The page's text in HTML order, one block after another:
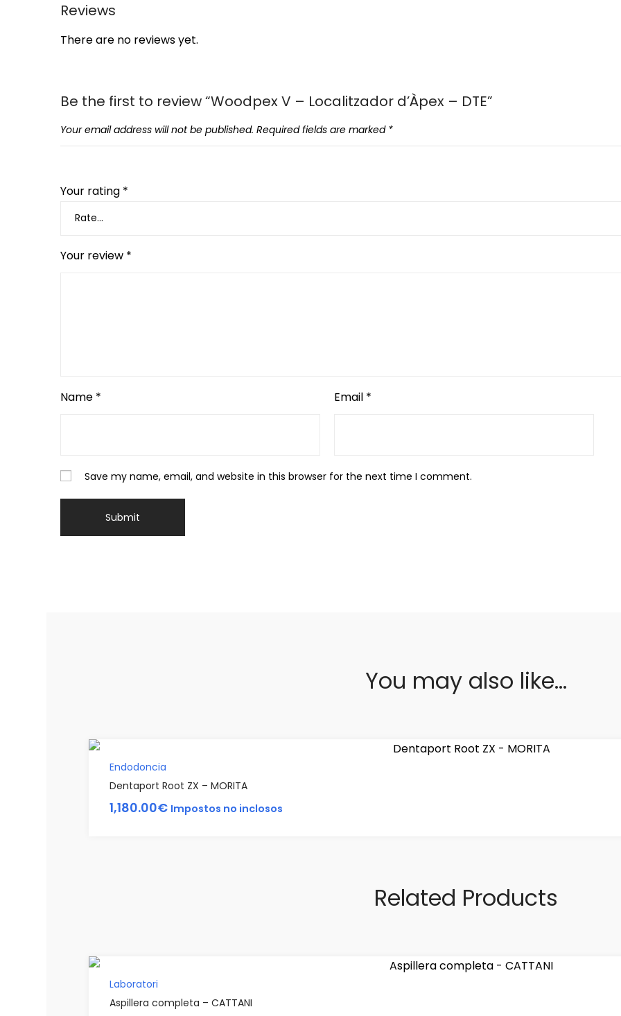
Reviews
There are no reviews yet.
Be the first to review “Woodpex V – Localitzador d’Àpex – DTE”
Your email address will not be published. Required fields are marked *
Your rating *
Your review *
Name * Email *
Save my name, email, and website in this browser for the next time I comment.
You may also like…
Endodoncia
Dentaport Root ZX – MORITA
1,180.00€ Impostos no inclosos
Related Products
Laboratori
Aspillera completa – CATTANI